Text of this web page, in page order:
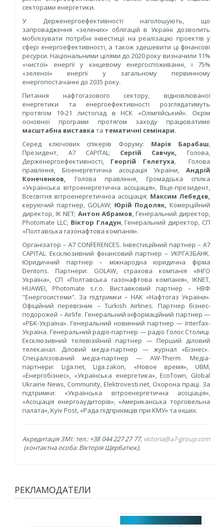
секторами енергетики.
У Держенергоефективності наголошують, що
запровадження «зелених» облігацій в Україні дозволить
мобілізувати потрібні інвестиції на реалізацію проектів у
сфері енергоефективності, а також здешевити ці фінансові
ресурси. Національними цілями до 2020 року визначили 11%
«чистої» енергії у кінцевому енергоспоживанні, і 75%
«зеленої» енергії у загальному первинному
енергопостачанні до 2035 року.
Питання нафтогазового сектору, відновлюваної
енергетики та енергоефективності розглядатимуть
протягом 19-21 листопад в НСК «Олімпійський». Окрім
основної програми протягом заходу працюватиме
масштабна виставка та тематичні семінари.
Серед ключових спікерів Форуму: Марія Барабаш,
Президент, A7 CAPITAL; Сергій Савчук,Голова,
Держенергоефективності, Георгій Гелетуха, Голова
правління, Біоенергетична асоціація України, Андрій
Конеченков, Голова правління, Громадська спілка
«Українська вітроенергетична асоціація», Віце-президент,
Всесвітня вітроенергетичноа асоціація; Максим Лебедєв,
керуючий партнер, GOLAW; Юрій Подоляк, Комерційний
директор, IK NET; Антон Абрамов, Генеральний директор,
Photomate LLC; Віктор Гладун, Генеральний директор, СП
«Полтавська газонафтова компанія».
Організатор – A7 CONFERENCES. Інвестиційний партнер – A7
CAPITAL. Ексклюзивний фінансовий партнер – УКРГАЗБАНК.
Юридичний партнер – міжнародна юридична фірма
Dentons. Партнери: GOLAW, страхова компанія «ІНГО
Україна», СП «Полтавська газонафтова компанія», IKNET,
HUAWEI, Photomate s.r.o. Виставковий партнер – НВФ
"Енергосистеми". За підтримки – НАК «Нафтогаз України».
Офіційний перевізник – Turkish Airlines. Партнер бізнес-
подорожей – Airlife. Генеральний інформаційний партнер —
«РБК-Україна». Генеральний новинний партнер — Interfax-
Україна. Генеральний радіо-партнер — радіо Голос Столиці.
Ексклюзивний телевізійний партнер — Перший діловий
телеканал. Діловий медіа-партнер — журнал «Бізнес».
Спеціалізований медіа-партнер — AW-Therm. Медіа-
партнери: Liga.net, Liga.zakon, «Новое время», UBM,
«Енергобізнес», «Українська енергетика», EcoTown, Global
Ukraine News, Community, Elektrovesti.net, Охорона праці. За
підтримки: «Українська вітроенергетична асоціація»,
«Асоціація енергоаудиторів», «Американська торговельна
палата», Kyiv Post, «Рада підприємців при КМУ» та інших.
Акредитація ЗМІ: тел.: +38 044 227 27 77, victoria@a7-group.com
(контактна особа: Вікторія Щербатюк).
РЕКЛАМОДАТЕЛИ